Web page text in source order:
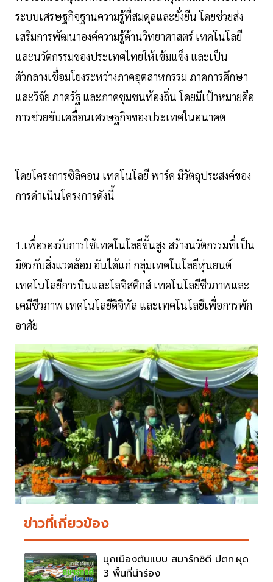
ระบบเศรษฐกิจฐานความรู้ที่สมดุลและยั่งยืน โดยช่วยส่ง
เสริมการพัฒนาองค์ความรู้ด้านวิทยาศาสตร์ เทคโนโลยี
และนวัตกรรมของประเทศไทยให้เข้มแข็ง และเป็น
ตัวกลางเชื่อมโยงระหว่างภาคอุตสาหกรรม ภาคการศึกษา
และวิจัย ภาครัฐ และภาคชุมชนท้องถิ่น โดยมีเป้าหมายคือ
การช่วยขับเคลื่อนเศรษฐกิจของประเทศในอนาคต
โดยโครงการซิลิคอน เทคโนโลยี พาร์ค มีวัตถุประสงค์ของ
การดำเนินโครงการดังนี้
1.เพื่อรองรับการใช้เทคโนโลยีขั้นสูง สร้างนวัตกรรมที่เป็น
มิตรกับสิ่งแวดล้อม อันได้แก่ กลุ่มเทคโนโลยีหุ่นยนต์
เทคโนโลยีการบินและโลจิสติกส์ เทคโนโลยีชีวภาพและ
เคมีชีวภาพ เทคโนโลยีดิจิทัล และเทคโนโลยีเพื่อการพัก
อาศัย
ข่าวที่เกี่ยวข้อง
บุกเมืองต้นแบบ สมาร์ทซิตี ปตท.ผุด
3 พื้นที่นำร่อง